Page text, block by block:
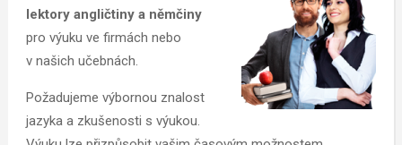
lektory angličtiny a němčiny
pro výuku ve firmách nebo
v našich učebnách.
Požadujeme výbornou znalost
jazyka a zkušenosti s výukou.